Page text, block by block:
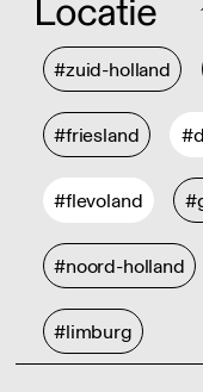
Locatie
#zuid-holland
#friesland
#flevoland
#noord-holland
#limburg